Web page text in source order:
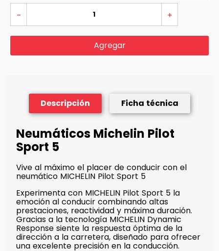
＋
－
Agregar
Descripción Ficha técnica
Neumáticos Michelin Pilot
Sport 5
Vive al máximo el placer de conducir con el
neumático MICHELIN Pilot Sport 5
Experimenta con MICHELIN Pilot Sport 5 la
emoción al conducir combinando altas
prestaciones, reactividad y máxima duración.
Gracias a la tecnología MICHELIN Dynamic
Response siente la respuesta óptima de la
dirección a la carretera, diseñado para ofrecer
una excelente precisión en la conducción.